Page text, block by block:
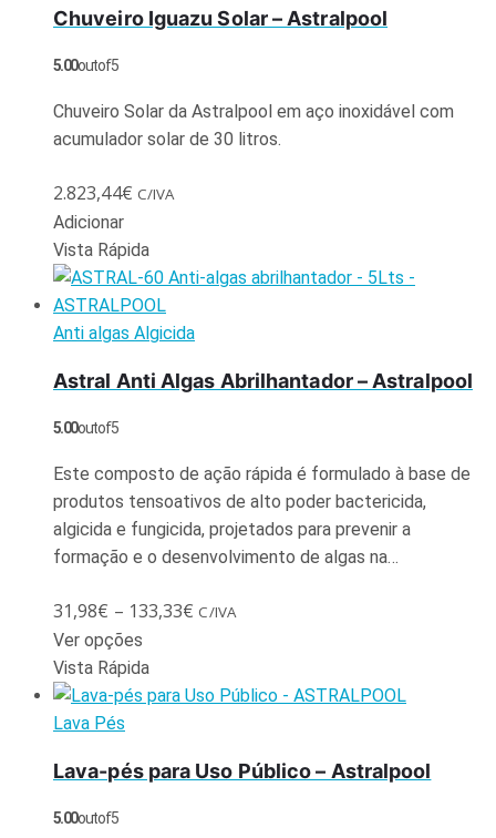
Chuveiro Iguazu Solar – Astralpool
5.00out of 5
Chuveiro Solar da Astralpool em aço inoxidável com
acumulador solar de 30 litros.
2.823,44€ C/IVA
Adicionar
Vista Rápida
Anti algas Algicida
Astral Anti Algas Abrilhantador – Astralpool
5.00out of 5
Este composto de ação rápida é formulado à base de
produtos tensoativos de alto poder bactericida,
algicida e fungicida, projetados para prevenir a
formação e o desenvolvimento de algas na…
31,98€ – 133,33€ C/IVA
Ver opções
Vista Rápida
Lava Pés
Lava-pés para Uso Público – Astralpool
5.00out of 5